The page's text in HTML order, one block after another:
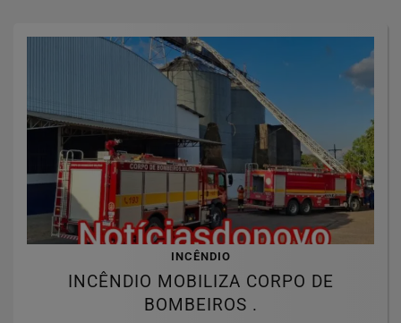
INCÊNDIO
INCÊNDIO MOBILIZA CORPO DE
BOMBEIROS .